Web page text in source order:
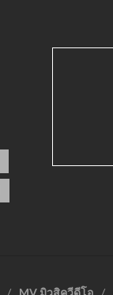
MV มิวสิควีดีโอ